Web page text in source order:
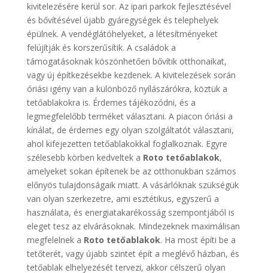
kivitelezésére kerül sor. Az ipari parkok fejlesztésével
és bővítésével újabb gyáregységek és telephelyek
épülnek. A vendéglátóhelyeket, a létesítményeket
felújítják és korszerűsítik. A családok a
támogatásoknak köszönhetően bővítik otthonaikat,
vagy új építkezésekbe kezdenek. A kivitelezések során
óriási igény van a különböző nyílászárókra, köztük a
tetőablakokra is. Érdemes tájékozódni, és a
legmegfelelőbb terméket választani. A piacon óriási a
kínálat, de érdemes egy olyan szolgáltatót választani,
ahol kifejezetten tetőablakokkal foglalkoznak. Egyre
szélesebb körben kedveltek a Roto tetőablakok,
amelyeket sokan építenek be az otthonukban számos
előnyös tulajdonságaik miatt. A vásárlóknak szükségük
van olyan szerkezetre, ami esztétikus, egyszerű a
használata, és energiatakarékosság szempontjából is
eleget tesz az elvárásoknak. Mindezeknek maximálisan
megfelelnek a Roto tetőablakok. Ha most építi be a
tetőterét, vagy újabb szintet épít a meglévő házban, és
tetőablak elhelyezését tervezi, akkor célszerű olyan